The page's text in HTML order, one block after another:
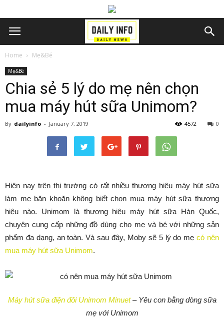
Home Mẹ&Bé
Mẹ&Bé
Chia sẻ 5 lý do mẹ nên chọn
mua máy hút sữa Unimom?
By dailyinfo - January 7, 2019 0
4572
Hiện nay trên thị trường có rất nhiều thương hiệu máy hút sữa
làm mẹ băn khoăn không biết chọn mua máy hút sữa thương
hiệu nào. Unimom là thương hiệu máy hút sữa Hàn Quốc,
chuyên cung cấp những đồ dùng cho mẹ và bé với những sản
phẩm đa dạng, an toàn. Và sau đây, Moby sẽ 5 lý do mẹcó nên
mua máy hút sữa Unimom.
Máy hút sữa điện đôi Unimom Minuet– Yêu con bằng dòng sữa
mẹ với Unimom